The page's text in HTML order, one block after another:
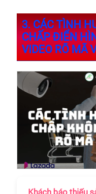
3. CÁC TÌNH
CHẤP ĐIỂN
VIDEO RÕ MÃ
Khách báo thiếu